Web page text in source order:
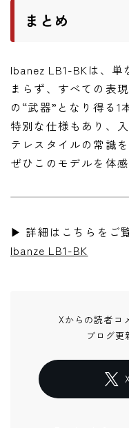
まとめ
Ibanez LB1-BKは、
まらず、すべての表
の“武器”となり得る1
特別な仕様もあり、
テレスタイルの常識
ぜひこのモデルを体
▶ 詳細はこちらをご
Ibanze LB1-BK
Xからの読者コ
ブログ更